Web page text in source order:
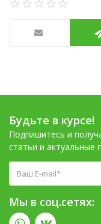
Будьте в курсе!
Подпишитесь и
статьи и актуальные
Мы в соц.сетях: